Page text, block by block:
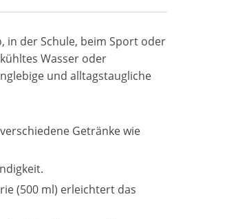
in der Schule, beim Sport oder
Wasser oder
und alltagstaugliche
Getränke wie
(500 ml) erleichtert das